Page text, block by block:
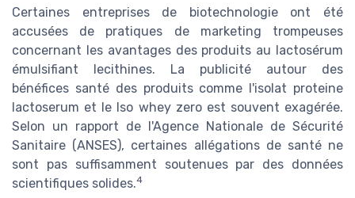
Certaines entreprises de biotechnologie ont été
accusées de pratiques de marketing trompeuses
concernant les avantages des produits au lactosérum
émulsifiant lecithines. La publicité autour des
bénéfices santé des produits comme l'isolat proteine
lactoserum et le Iso whey zero est souvent exagérée.
Selon un rapport de l'Agence Nationale de Sécurité
Sanitaire (ANSES), certaines allégations de santé ne
sont pas suffisamment soutenues par des données
scientifiques solides.4